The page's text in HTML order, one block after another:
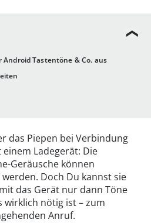
Tastentöne & Co. aus
das Piepen bei Verbindung
Ladegerät: Die
Geräusche können
Doch Du kannst sie
das Gerät nur dann Töne
wirklich nötig ist – zum
Anruf.